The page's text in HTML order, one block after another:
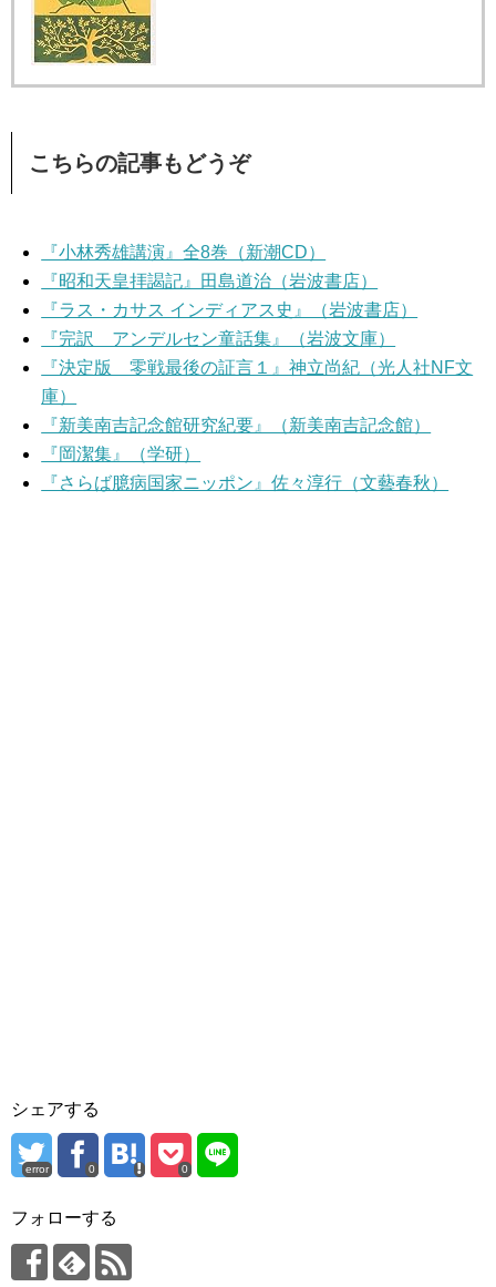
こちらの記事もどうぞ
『小林秀雄講演』全8巻（新潮CD）
『昭和天皇拝謁記』田島道治（岩波書店）
『ラス・カサス インディアス史』（岩波書店）
『完訳 アンデルセン童話集』（岩波文庫）
『決定版 零戦最後の証言１』神立尚紀（光人社NF文
庫）
『新美南吉記念館研究紀要』（新美南吉記念館）
『岡潔集』（学研）
『さらば臆病国家ニッポン』佐々淳行（文藝春秋）
シェアする
error 0 0
フォローする